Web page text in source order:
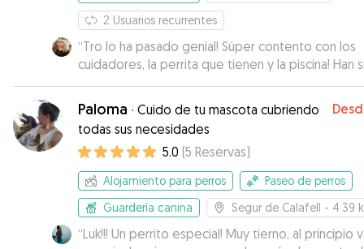
2 Usuarios recurrentes
“Tro lo ha pasado genial! Súper contento con los
cuidadores, la perrita que tienen y la piscina! Han
muy atentos en todo momento y a cualquier
lo han llevado de paseo, a la playa, cuidadosos
comida y su estado de ánimo y sin jaulas!
seguro!”
Paloma · Cuido de tu mascota cubriendo
todas sus necesidades
5.0 (5 Reservas)
Alojamiento para perros
Paseo de perros
Guardería canina
Segur de Calafell - 4.39
“Luk!!! Un perrito especial! Muy tierno, al principio